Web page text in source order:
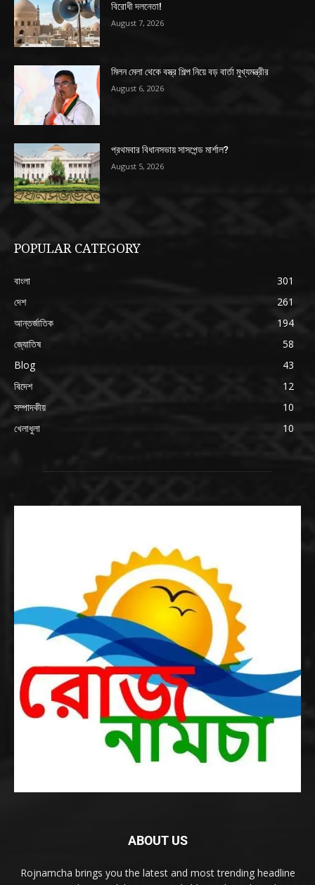
বিরোধী দলনেতা!
August 7, 2026
মিলন মেলা থেকে বস্ত্র শিল্প নিয়ে বড় বার্তা মুখ্যমন্ত্রীর
August 6, 2026
প্রথমবার বিধানসভায় সাসপেন্ড মার্শাল?
August 5, 2026
POPULAR CATEGORY
বাংলা
301
দেশ
261
আন্তর্জাতিক
194
জ্যোতিষ
58
Blog
43
বিদেশ
12
সম্পাদকীয়
10
খেলাধুলা
10
ABOUT US
Rojnamcha brings you the latest and most trending headline